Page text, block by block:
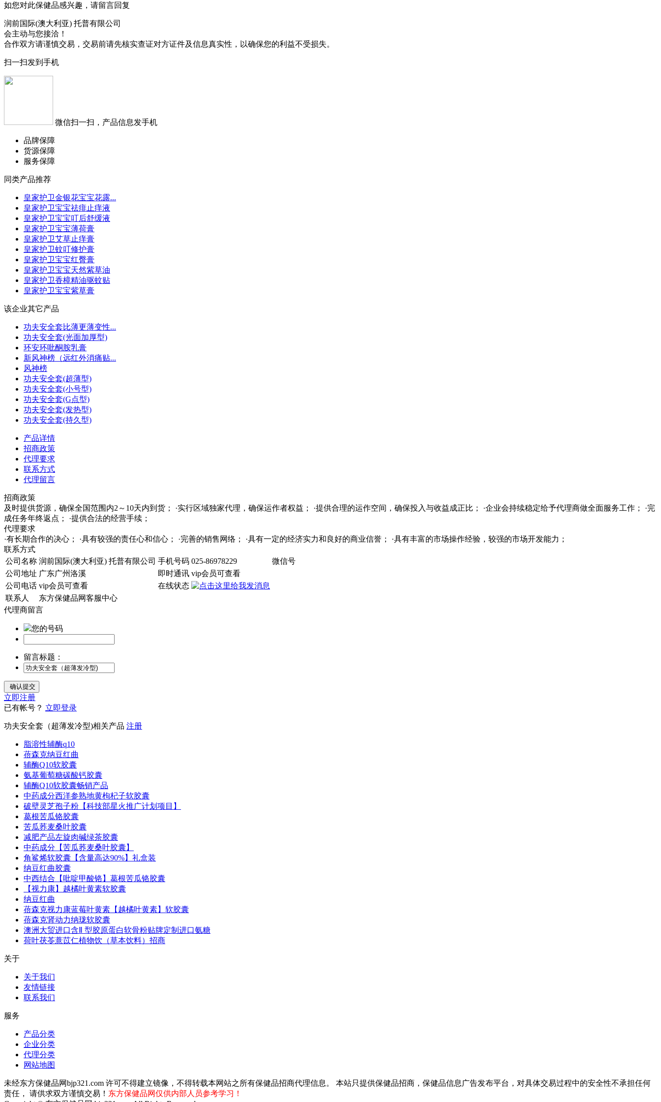
如您对此保健品感兴趣，请留言回复
润前国际(澳大利亚) 托普有限公司
会主动与您接洽！
合作双方请谨慎交易，交易前请先核实查证对方证件及信息真实性，以确保您的利益不受损失。
扫一扫发到手机
微信扫一扫，产品信息发手机
品牌保障
货源保障
服务保障
同类产品推荐
皇家护卫金银花宝宝花露...
皇家护卫宝宝祛痱止痒液
皇家护卫宝宝叮后舒缓液
皇家护卫宝宝薄荷膏
皇家护卫艾草止痒膏
皇家护卫蚊叮修护膏
皇家护卫宝宝红臀膏
皇家护卫宝宝天然紫草油
皇家护卫香樟精油驱蚊贴
皇家护卫宝宝紫草膏
该企业其它产品
功夫安全套比薄更薄变性...
功夫安全套(光面加厚型)
环安环吡酮胺乳膏
新风神榜（远红外消痛贴...
风神榜
功夫安全套(超薄型)
功夫安全套(小号型)
功夫安全套(G点型)
功夫安全套(发热型)
功夫安全套(持久型)
产品详情
招商政策
代理要求
联系方式
代理留言
招商政策
及时提供货源，确保全国范围内2～10天内到货； ·实行区域独家代理，确保运作者权益； ·提供合理的运作空间，确保投入与收益成正比； ·企业会持续稳定给予代理商做全面服务工作； ·完
成任务年终返点； ·提供合法的经营手续；
代理要求
·有长期合作的决心； ·具有较强的责任心和信心； ·完善的销售网络； ·具有一定的经济实力和良好的商业信誉； ·具有丰富的市场操作经验，较强的市场开发能力；
联系方式
公司名称 润前国际(澳大利亚) 托普有限公司 手机号码 025-86978229
微信号
公司地址 广东广州洛溪 即时通讯 vip会员可查看
公司电话 vip会员可查看
在线状态
联系人
东方保健品网客服中心
代理商留言
您的号码
留言标题：
立即注册
已有帐号？ 立即登录
功夫安全套（超薄发冷型)相关产品 注册
脂溶性辅酶q10
蓓森克纳豆红曲
辅酶Q10软胶囊
氨基葡萄糖碳酸钙胶囊
辅酶Q10软胶囊畅销产品
中药成分西洋参熟地黄枸杞子软胶囊
破壁灵芝孢子粉【科技部星火推广计划项目】
葛根苦瓜铬胶囊
苦瓜荞麦桑叶胶囊
减肥产品左旋肉碱绿茶胶囊
中药成分【苦瓜荞麦桑叶胶囊】
角鲨烯软胶囊【含量高达90%】礼盒装
纳豆红曲胶囊
中西结合【吡啶甲酸铬】葛根苦瓜铬胶囊
【视力康】越橘叶黄素软胶囊
纳豆红曲
蓓森克视力康蓝莓叶黄素【越橘叶黄素】软胶囊
蓓森克肾动力纳珑软胶囊
澳洲大贸进口含Ⅱ 型胶原蛋白软骨粉贴牌定制进口氨糖
荷叶茯苓薏苡仁植物饮（草本饮料）招商
关于
关于我们
友情链接
联系我们
服务
产品分类
企业分类
代理分类
网站地图
未经东方保健品网bjp321.com 许可不得建立镜像，不得转载本网站之所有保健品招商代理信息。 本站只提供保健品招商，保健品信息广告发布平台，对具体交易过程中的安全性不承担任何
责任， 请供求双方谨慎交易！ 东方保健品网仅供内部人员参考学习！